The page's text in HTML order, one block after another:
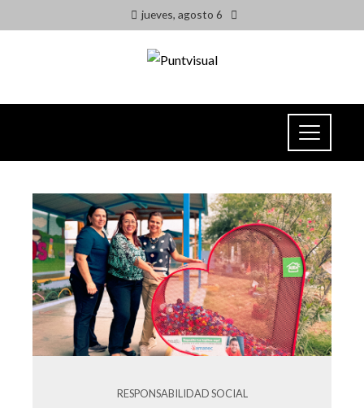
jueves, agosto 6
RESPONSABILIDAD SOCIAL